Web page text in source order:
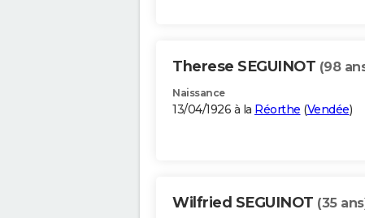
Therese SEGUINOT (98
Naissance
13/04/1926 à la Réorthe (Vendée)
Wilfried SEGUINOT (35